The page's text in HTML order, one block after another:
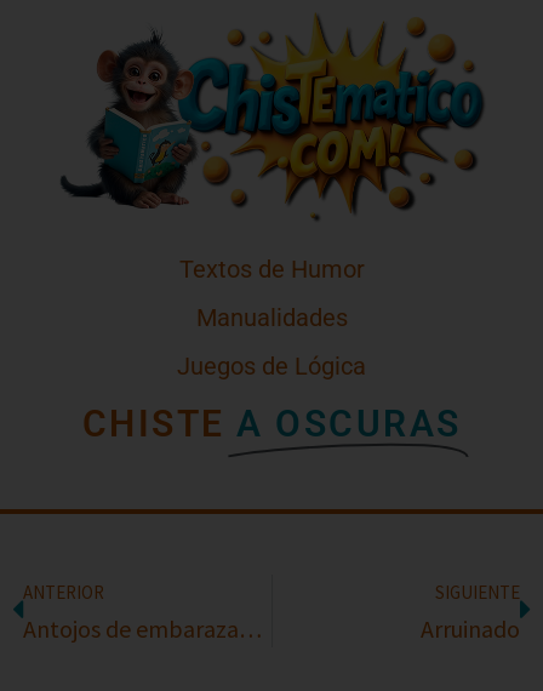
Textos de Humor
Manualidades
Juegos de Lógica
CHISTE A OSCURAS
ANTERIOR
Antojos de embarazadas
SIGUIENTE
Arruinado